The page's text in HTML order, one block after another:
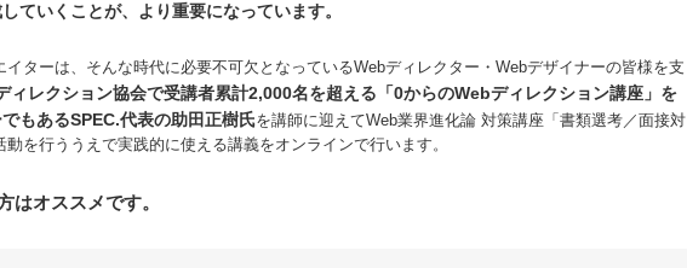
ていくことが、より重要になっています。
イターは、そんな時代に必要不可欠となっているWebディレクター・Webデザイナーの皆様を支
ィレクション協会で受講者累計2,000名を超える「0からのWebディレクション講座」を
もあるSPEC.代表の助田正樹氏を講師に迎えてWeb業界進化論 対策講座「書類選考／面接対
を行ううえで実践的に使える講義をオンラインで行います。
はオススメです。